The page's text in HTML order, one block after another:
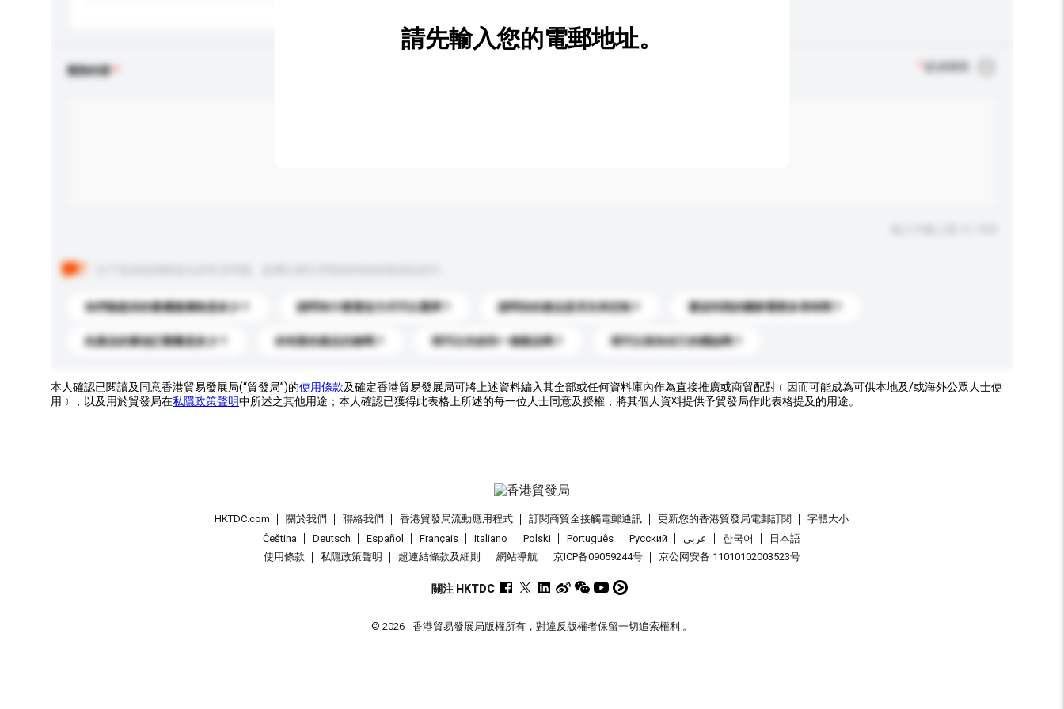
查詢內容
你們能提供的最優惠價格是多少？ 請問有什麼運送方式可以選擇？ 請問你的產品是否支持定制？ 運送到我的國家需要多長時間？
此產品的最低訂購量是多少？ 你有新的產品目錄嗎？ 我可以先收到一個樣品嗎？ 我可以添加自己的標誌嗎？
請先輸入您的電郵地址。
本人確認已閱讀及同意香港貿易發展局(“貿發局”)的使用條款及確定香港貿易發展局可將上述資料編入其全部或任何資料庫內作為直接推廣或商貿配對﹝因而可能成為可供本地及/或海外公眾人士使
用﹞，以及用於貿發局在私隱政策聲明中所述之其他用途；本人確認已獲得此表格上所述的每一位人士同意及授權，將其個人資料提供予貿發局作此表格提及的用途。
HKTDC.com 關於我們 聯絡我們 香港貿發局流動應用程式 訂閱商貿全接觸電郵通訊 更新您的香港貿發局電郵訂閱
字體大小
Čeština
Deutsch Español Français Italiano Polski Português Pусский عربى 한국어
日本語
使用條款
私隱政策聲明 超連結條款及細則 網站導航 京ICP备09059244号 京公网安备 11010102003523号
關注 HKTDC
© 2026 香港貿易發展局版權所有，對違反版權者保留一切追索權利 。